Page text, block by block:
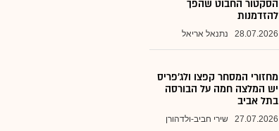
הסקטור החבוט שהפך
להזדמנות
28.07.2026 נתנאל אריאל
מחזורי המסחר קפצו ולג'פריס
יש המלצה חמה על הבורסה
בתל אביב
27.07.2026 שירי חביב-ולדהורן